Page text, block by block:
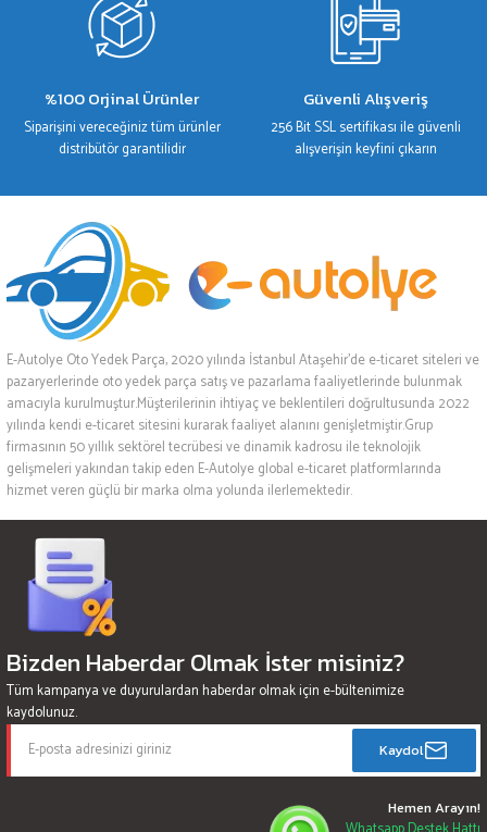
%100 Orjinal Ürünler
Siparişini vereceğiniz tüm ürünler
distribütör garantilidir
Güvenli Alışveriş
256 Bit SSL sertifikası ile güvenli
alışverişin keyfini çıkarın
E-Autolye Oto Yedek Parça, 2020 yılında İstanbul Ataşehir’de e-ticaret siteleri ve
pazaryerlerinde oto yedek parça satış ve pazarlama faaliyetlerinde bulunmak
amacıyla kurulmuştur.Müşterilerinin ihtiyaç ve beklentileri doğrultusunda 2022
yılında kendi e-ticaret sitesini kurarak faaliyet alanını genişletmiştir.Grup
firmasının 50 yıllık sektörel tecrübesi ve dinamik kadrosu ile teknolojik
gelişmeleri yakından takip eden E-Autolye global e-ticaret platformlarında
hizmet veren güçlü bir marka olma yolunda ilerlemektedir.
Bizden Haberdar Olmak İster misiniz?
Tüm kampanya ve duyurulardan haberdar olmak için e-bültenimize
kaydolunuz.
Kaydol
Hemen Arayın!